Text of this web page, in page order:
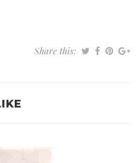
Share this: